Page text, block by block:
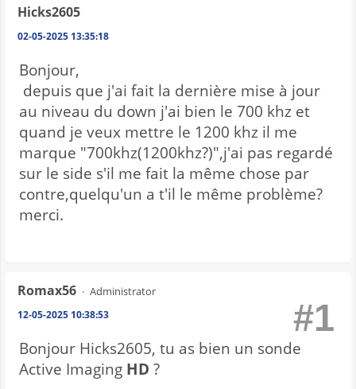
Hicks2605
02-05-2025 13:35:18
Bonjour,
depuis que j'ai fait la dernière mise à jour
au niveau du down j'ai bien le 700 khz et
quand je veux mettre le 1200 khz il me
marque "700khz(1200khz?)",j'ai pas regardé
sur le side s'il me fait la même chose par
contre,quelqu'un a t'il le même problème?
merci.
Romax56 Administrator
12-05-2025 10:38:53 #1
Bonjour Hicks2605, tu as bien un sonde
Active Imaging HD ?